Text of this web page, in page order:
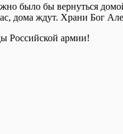
было бы вернуться
дома ждут. Храни Бог
Российской армии!